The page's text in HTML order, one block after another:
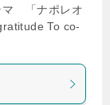
マ 「ナポレオ
To co-